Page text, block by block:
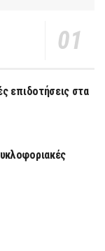
επιδοτήσεις στα